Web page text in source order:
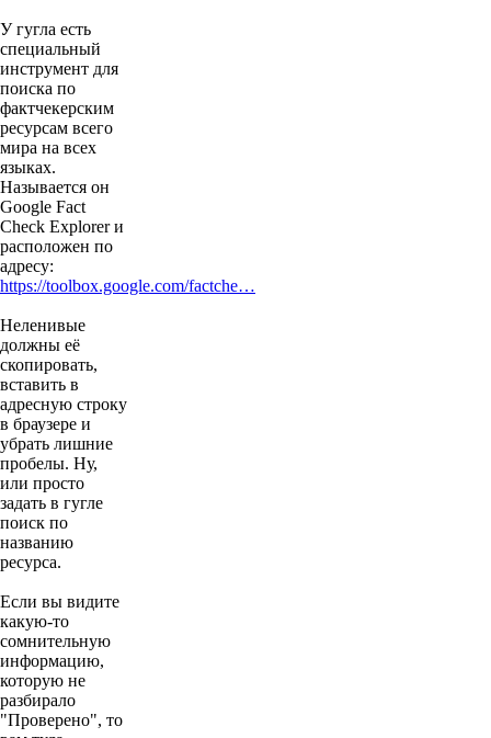
У гугла есть
специальный
инструмент для
поиска по
фактчекерским
ресурсам всего
мира на всех
языках.
Называется он
Google Fact
Check Explorer и
расположен по
адресу:
https://toolbox.google.com/factche…
Неленивые
должны её
скопировать,
вставить в
адресную строку
в браузере и
убрать лишние
пробелы. Ну,
или просто
задать в гугле
поиск по
названию
ресурса.
Если вы видите
какую-то
сомнительную
информацию,
которую не
разбирало
"Проверено", то